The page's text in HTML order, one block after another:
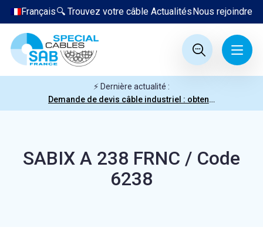
Nous rejoindre
Actualités
🔍 Trouvez votre câble
Français
⚡ Dernière actualité :
Demande de devis câble industriel : obtenez votre prix en quelques clics
SABIX A 238 FRNC / Code
6238